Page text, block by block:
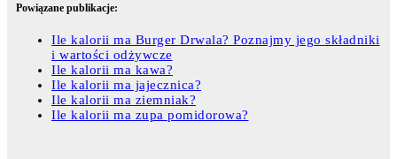
Powiązane publikacje:
Ile kalorii ma Burger Drwala? Poznajmy jego składniki
i wartości odżywcze
Ile kalorii ma kawa?
Ile kalorii ma jajecznica?
Ile kalorii ma ziemniak?
Ile kalorii ma zupa pomidorowa?